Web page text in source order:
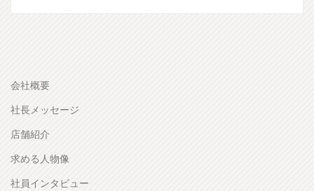
会社概要
社長メッセージ
店舗紹介
求める人物像
社員インタビュー